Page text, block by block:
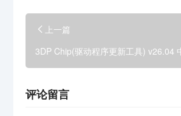
上一篇
3DP Chip(驱动程序更新工具) v26.04
评论留言